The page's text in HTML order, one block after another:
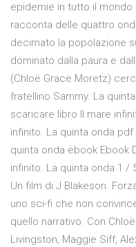
epidemie in tutto il mondo
racconta delle quattro
decimato la popolazione
dominato dalla paura e
(Chloë Grace Moretz)
fratellino Sammy. La
scaricare libro Il mare
infinito. La quinta onda
quinta onda ebook Ebook
infinito. La quinta onda 1 /
Un film di J Blakeson.
uno sci-fi che non
quello narrativo. Con
Livingston, Maggie Siff,